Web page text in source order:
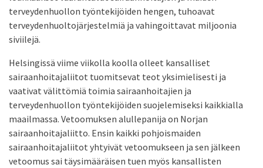
terveydenhuollon työntekijöiden hengen, tuhoavat
terveydenhuoltojärjestelmiä ja vahingoittavat miljoonia
siviilejä.
Helsingissä viime viikolla koolla olleet kansalliset
sairaanhoitajaliitot tuomitsevat teot yksimielisesti ja
vaativat välittömiä toimia sairaanhoitajien ja
terveydenhuollon työntekijöiden suojelemiseksi kaikkialla
maailmassa. Vetoomuksen alullepanija on Norjan
sairaanhoitajaliitto. Ensin kaikki pohjoismaiden
sairaanhoitajaliitot yhtyivät vetoomukseen ja sen jälkeen
vetoomus sai täysimääräisen tuen myös kansallisten